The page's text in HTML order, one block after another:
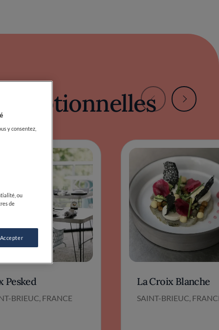
Pesked
BRIEUC, FRANCE
La Croix Blanche
SAINT-BRIEUC,